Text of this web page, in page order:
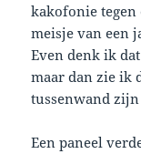
kakofonie
meisje van een
Even denk ik
maar dan zie ik
tussenwand zijn
Een paneel